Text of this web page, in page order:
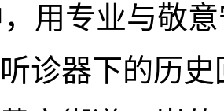
用专业与敬
听诊器下的历